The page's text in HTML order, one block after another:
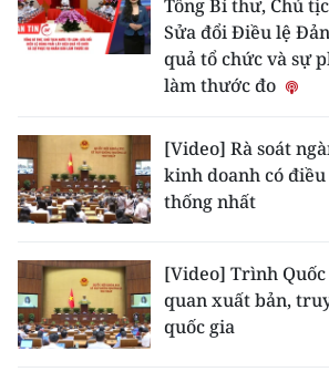
Duyên hải Nam Trung Bộ và Tây
Nguyên
Đồng bằng sông Cửu Long
Chuyên trang Hà Nội
Chuyên trang TP. Hồ Chí Minh
CHUYÊN ĐỀ
CÁC CHUYÊN TRANG
Tổng Bí thư, Chủ
Sửa đổi Điều lệ
quả tổ chức và sự
làm thước đo
[Video] Rà soát
kinh doanh có
thống nhất
[Video] Trình
quan xuất bản,
quốc gia